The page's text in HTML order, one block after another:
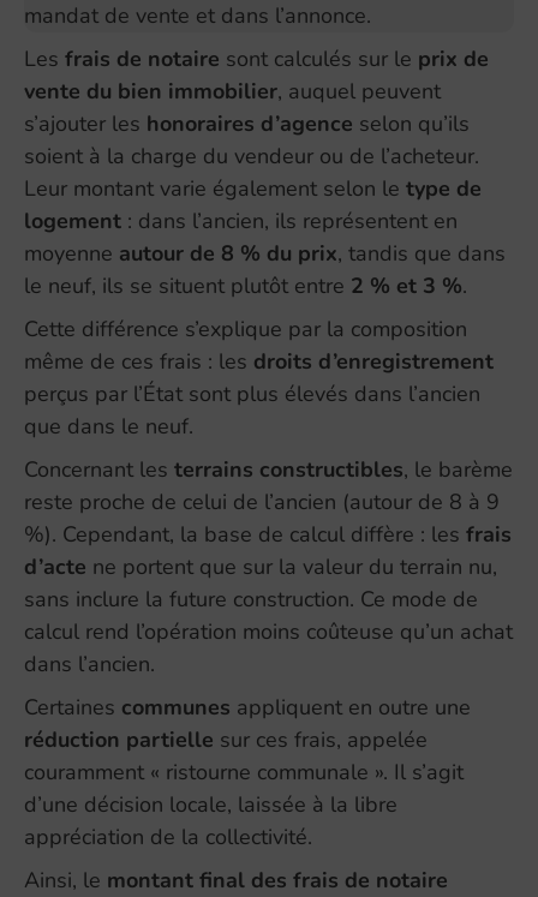
mandat de vente et dans l’annonce.
Les frais de notaire sont calculés sur le prix de
vente du bien immobilier, auquel peuvent
s’ajouter les honoraires d’agence selon qu’ils
soient à la charge du vendeur ou de l’acheteur.
Leur montant varie également selon le type de
logement : dans l’ancien, ils représentent en
moyenne autour de 8 % du prix, tandis que dans
le neuf, ils se situent plutôt entre 2 % et 3 %.
Cette différence s’explique par la composition
même de ces frais : les droits d’enregistrement
perçus par l’État sont plus élevés dans l’ancien
que dans le neuf.
Concernant les terrains constructibles, le barème
reste proche de celui de l’ancien (autour de 8 à 9
%). Cependant, la base de calcul diffère : les frais
d’acte ne portent que sur la valeur du terrain nu,
sans inclure la future construction. Ce mode de
calcul rend l’opération moins coûteuse qu’un achat
dans l’ancien.
Certaines communes appliquent en outre une
réduction partielle sur ces frais, appelée
couramment « ristourne communale ». Il s’agit
d’une décision locale, laissée à la libre
appréciation de la collectivité.
Ainsi, le montant final des frais de notaire